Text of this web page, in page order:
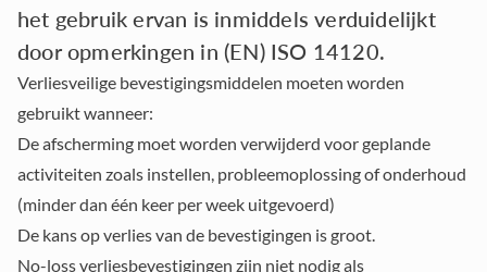
het gebruik ervan is inmiddels verduidelijkt
door opmerkingen in (EN) ISO 14120.
Verliesveilige bevestigingsmiddelen moeten worden
gebruikt wanneer:
De afscherming moet worden verwijderd voor geplande
activiteiten zoals instellen, probleemoplossing of onderhoud
(minder dan één keer per week uitgevoerd)
De kans op verlies van de bevestigingen is groot.
No-loss verliesbevestigingen zijn niet nodig als